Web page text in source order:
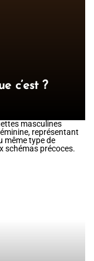
c’est ?